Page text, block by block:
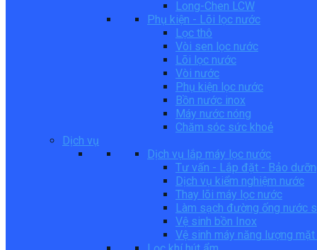
Long-Chen LCW
Phụ kiện - Lõi lọc nước
Lọc thô
Vòi sen lọc nước
Lõi lọc nước
Vòi nước
Phụ kiện lọc nước
Bồn nước inox
Máy nước nóng
Chăm sóc sức khoẻ
Dịch vụ
Dịch vụ lắp máy lọc nước
Tư vấn - Lắp đặt - Bảo
Dịch vụ kiểm nghiệm nước
Thay lõi máy lọc nước
Làm sạch đường ống nước
Vệ sinh bồn Inox
Vệ sinh máy năng lượng